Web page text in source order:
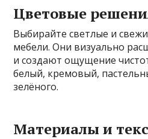
Цветовые
Выбирайте светлые и
мебели. Они визуально
и создают ощущение
белый, кремовый,
зелёного.
Материалы и